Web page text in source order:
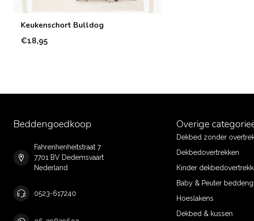
Keukenschort Bulldog
€18,95
Beddengoedkoop
Fahrenhenheitstraat 7
7701 BV Dedemsvaart
Nederland
0523-617240
Overige
Dekbed zonder
Dekbedovertrekken
Kinder
Baby & Peuter
Hoeslakens
Dekbed & kussen